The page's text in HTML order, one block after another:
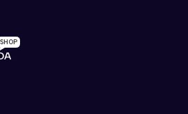
SHOP